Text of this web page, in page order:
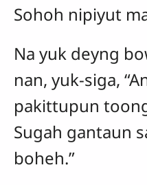
Sohoh nipiyut
Na yuk deyng
nan, yuk-siga,
pakittupun
Sugah gantaun
boheh.”